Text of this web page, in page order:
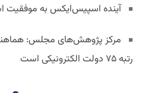
آینده اسپیس‌ایکس به موفقیت
مرکز پژوهش‌های مجلس:
رتبه ۷۵ دولت الکترونیکی است